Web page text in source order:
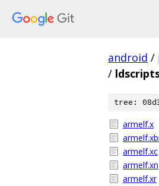
android /
/
tree:
armelf.x
armelf.xc
armelf.xn
armelf.xr